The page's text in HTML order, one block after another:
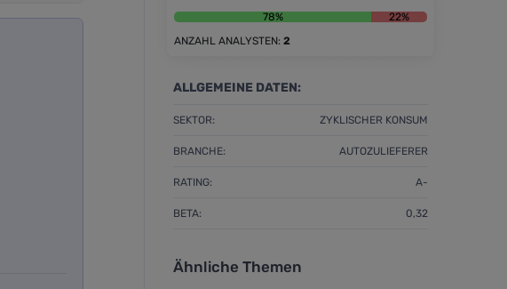
78%
22%
ANZAHL ANALYSTEN: 2
ALLGEMEINE DATEN:
SEKTOR: ZYKLISCHER KONSUM
BRANCHE: AUTOZULIEFERER
RATING: A-
BETA: 0,32
Ähnliche Themen